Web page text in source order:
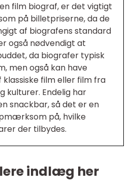
film biograf, er det vigtigt
på billetpriserne, da de
af biografens standard
også nødvendigt at
da biografer typisk
men også kan have
klassiske film eller film fra
kulturer. Endelig har
snackbar, så det er en
på, hvilke
der tilbydes.
indlæg her